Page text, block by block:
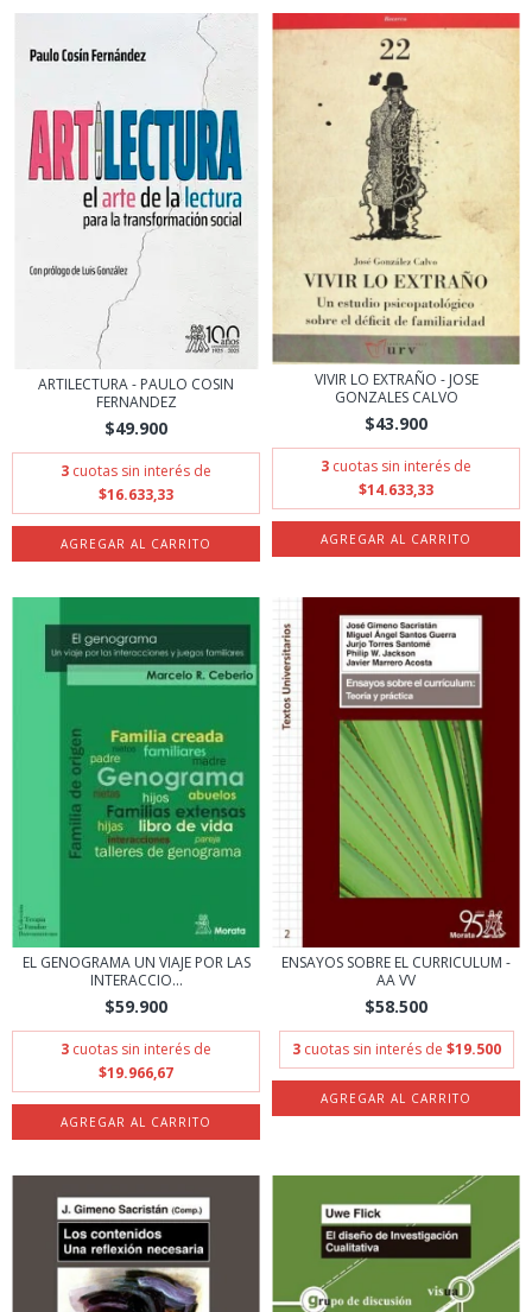
ARTILECTURA - PAULO COSIN
FERNANDEZ
$49.900
3 cuotas sin interés de
$16.633,33
VIVIR LO EXTRAÑO - JOSE
GONZALES CALVO
$43.900
3 cuotas sin interés de
$14.633,33
EL GENOGRAMA UN VIAJE POR LAS
INTERACCIO...
$59.900
3 cuotas sin interés de
$19.966,67
ENSAYOS SOBRE EL CURRICULUM -
AA VV
$58.500
3 cuotas sin interés de $19.500